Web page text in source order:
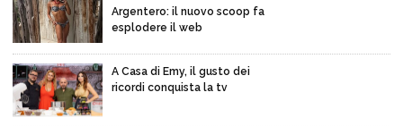
Argentero: il nuovo scoop fa
esplodere il web
A Casa di Emy, il gusto dei
ricordi conquista la tv